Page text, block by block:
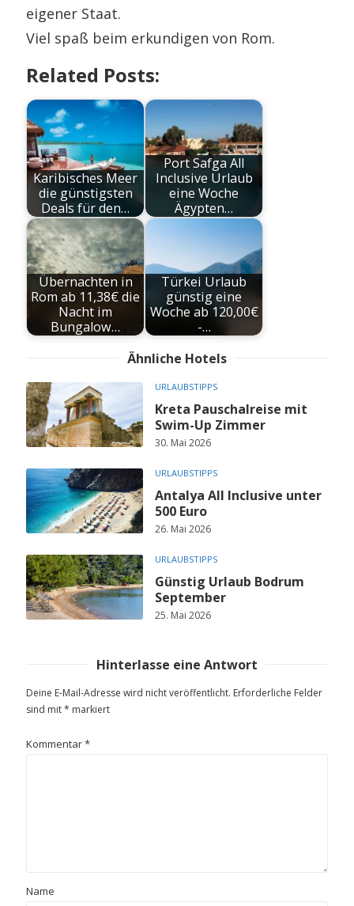
eigener Staat.
Viel spaß beim erkundigen von Rom.
Related Posts:
Karibisches Meer
die günstigsten
Deals für den…
Port Safga All
Inclusive Urlaub
eine Woche
Ägypten…
Übernachten in
Rom ab 11,38€ die
Nacht im
Bungalow…
Türkei Urlaub
günstig eine
Woche ab 120,00€
-…
Ähnliche Hotels
URLAUBSTIPPS
Kreta Pauschalreise mit
Swim-Up Zimmer
30. Mai 2026
URLAUBSTIPPS
Antalya All Inclusive unter
500 Euro
26. Mai 2026
URLAUBSTIPPS
Günstig Urlaub Bodrum
September
25. Mai 2026
Hinterlasse eine Antwort
Deine E-Mail-Adresse wird nicht veröffentlicht. Erforderliche Felder
sind mit* markiert
Kommentar*
Name